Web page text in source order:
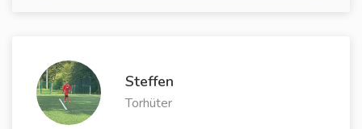
Steffen
Torhüter